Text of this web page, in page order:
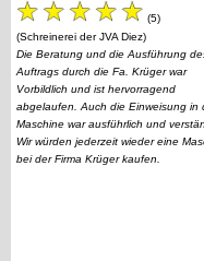
(5)
(Schreinerei der JVA Diez)
Die Beratung und die Ausführung
Auftrags durch die Fa. Krüger war
Vorbildlich und ist hervorragend
abgelaufen. Auch die Einweisung in
Maschine war ausführlich und
Wir würden jederzeit wieder eine
bei der Firma Krüger kaufen.